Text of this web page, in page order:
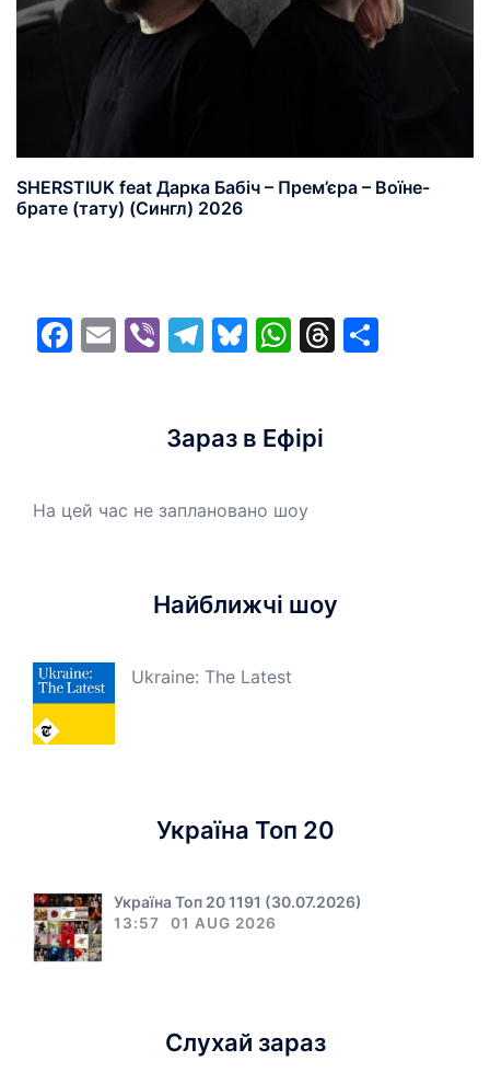
SHERSTIUK feat Дарка Бабіч – Прем’єра – Воїне-
брате (тату) (Сингл) 2026
Facebook
EmailViberTelegram
Bluesky
WhatsApp
Threads
Зараз в Ефірі
На цей час не заплановано шоу
Найближчі шоу
Ukraine: The Latest
Україна Топ 20
Україна Топ 20 1191 (30.07.2026)
13:57 01 AUG 2026
Слухай зараз